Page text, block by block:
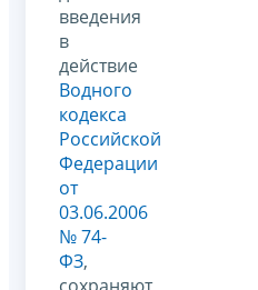
введения
в
действие
Водного
кодекса
Российской
Федерации
от
03.06.2006
№ 74-
ФЗ,